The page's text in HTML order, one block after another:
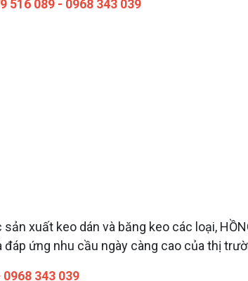
516 089 - 0968 343 039
xuất keo dán và băng keo các loại,
ứng nhu cầu ngày càng cao của thị
343 039